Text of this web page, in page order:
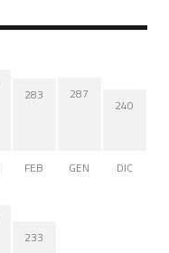
283
FEB
287
GEN
240
DIC
233